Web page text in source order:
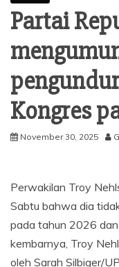
Partai
Kongres
November 30, 2025
Perwakilan Troy
Sabtu bahwa dia
pada tahun 2026
kembarnya, Troy
oleh Sarah Silbiger/